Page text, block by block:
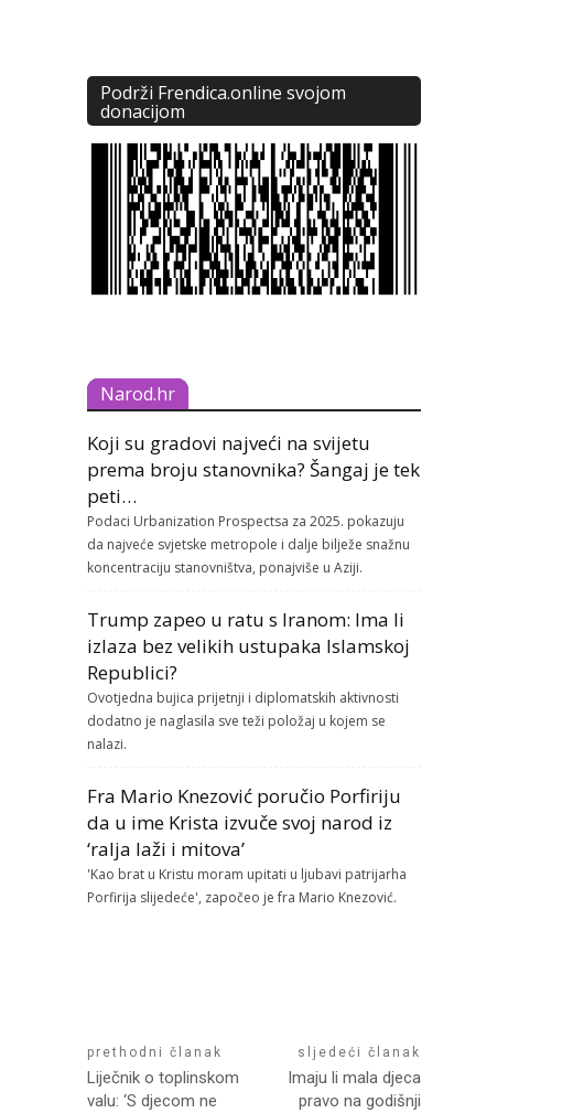
Podrži Frendica.online svojom
donacijom
Narod.hr
Koji su gradovi najveći na svijetu
prema broju stanovnika? Šangaj je tek
peti…
Podaci Urbanization Prospectsa za 2025. pokazuju
da najveće svjetske metropole i dalje bilježe snažnu
koncentraciju stanovništva, ponajviše u Aziji.
Trump zapeo u ratu s Iranom: Ima li
izlaza bez velikih ustupaka Islamskoj
Republici?
Ovotjedna bujica prijetnji i diplomatskih aktivnosti
dodatno je naglasila sve teži položaj u kojem se
nalazi.
Fra Mario Knezović poručio Porfiriju
da u ime Krista izvuče svoj narod iz
‘ralja laži i mitova’
'Kao brat u Kristu moram upitati u ljubavi patrijarha
Porfirija slijedeće', započeo je fra Mario Knezović.
prethodni članak
Liječnik o toplinskom
valu: ‘S djecom ne
sljedeći članak
Imaju li mala djeca
pravo na godišnji